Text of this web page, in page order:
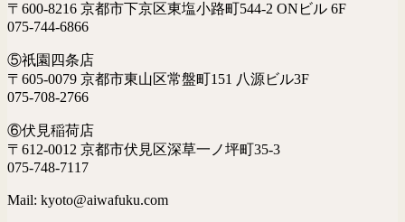
〒600-8216 京都市下京区東塩小路町544-2 ONビル 6F
075-744-6866
⑤祇園四条店
〒605-0079 京都市東山区常盤町151 八源ビル3F
075-708-2766
⑥伏見稲荷店
〒612-0012 京都市伏見区深草一ノ坪町35-3
075-748-7117
Mail: kyoto@aiwafuku.com